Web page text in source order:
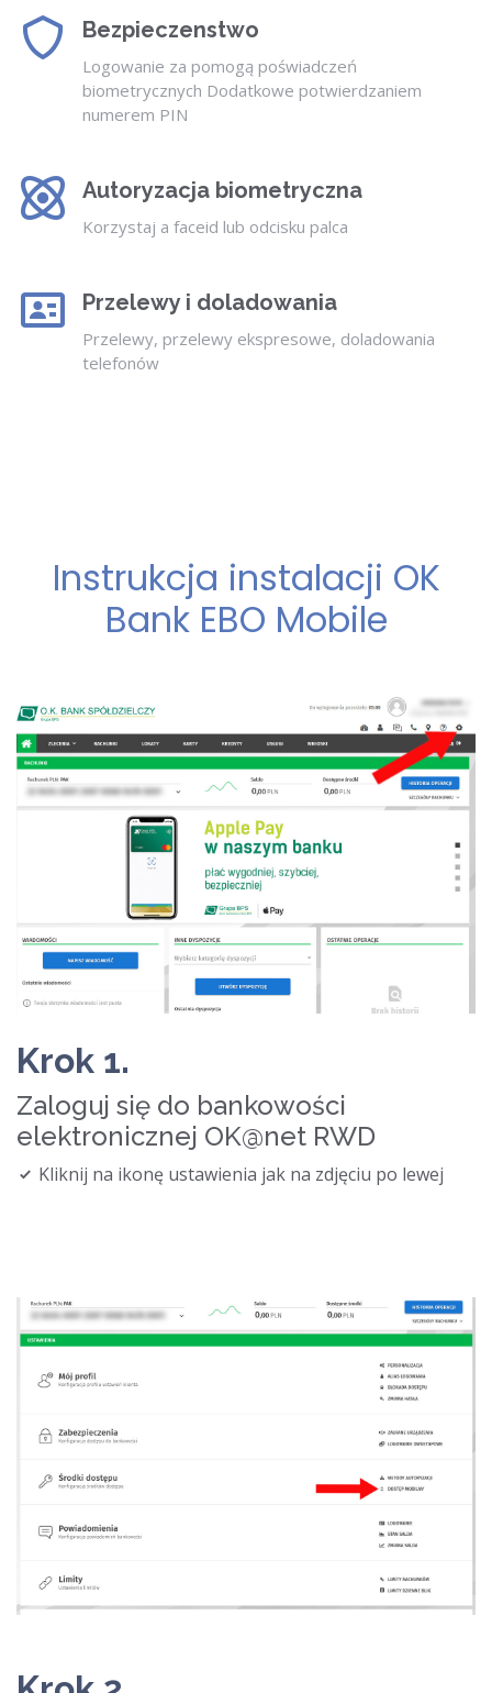
Bezpieczenstwo
Logowanie za pomogą poświadczeń
biometrycznych Dodatkowe potwierdzaniem
numerem PIN
Autoryzacja biometryczna
Korzystaj a faceid lub odcisku palca
Przelewy i doladowania
Przelewy, przelewy ekspresowe, doladowania
telefonów
Instrukcja instalacji OK
Bank EBO Mobile
Krok 1.
Zaloguj się do bankowości
elektronicznej OK@net RWD
Kliknij na ikonę ustawienia jak na zdjęciu po lewej